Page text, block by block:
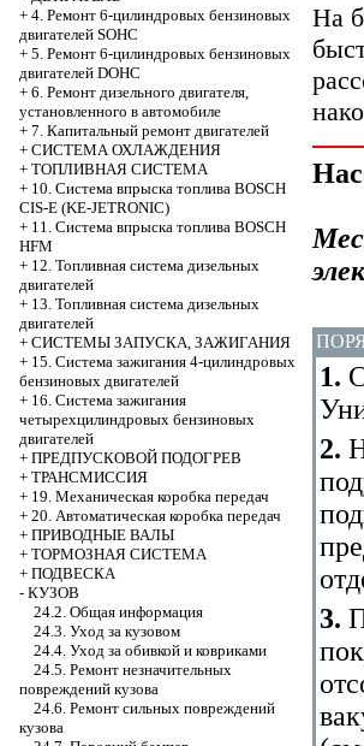
+ 4. Ремонт 6-цилиндровых бензиновых
двигателей SOHC
+ 5. Ремонт 6-цилиндровых бензиновых
двигателей DOHC
+ 6. Ремонт дизельного двигателя,
установленного в автомобиле
+ 7. Капитальный ремонт двигателей
+ СИСТЕМА ОХЛАЖДЕНИЯ
+ ТОПЛИВНАЯ СИСТЕМА
+ 10. Система впрыска топлива BOSCH
CIS-E (KE-JETRONIC)
+ 11. Система впрыска топлива BOSCH
HFM
+ 12. Топливная система дизельных
двигателей
+ 13. Топливная система дизельных
двигателей
+ СИСТЕМЫ ЗАПУСКА, ЗАЖИГАНИЯ
+ 15. Система зажигания 4-цилиндровых
бензиновых двигателей
+ 16. Система зажигания
четырехцилиндровых бензиновых
двигателей
+ ПРЕДПУСКОВОЙ ПОДОГРЕВ
+ ТРАНСМИССИЯ
+ 19. Механическая коробка передач
+ 20. Автоматическая коробка передач
+ ПРИВОДНЫЕ ВАЛЫ
+ ТОРМОЗНАЯ СИСТЕМА
+ ПОДВЕСКА
- КУЗОВ
24.2. Общая информация
24.3. Уход за кузовом
24.4. Уход за обивкой и ковриками
24.5. Ремонт незначительных
повреждений кузова
24.6. Ремонт сильных повреждений
кузова
На
1.
2.
3.